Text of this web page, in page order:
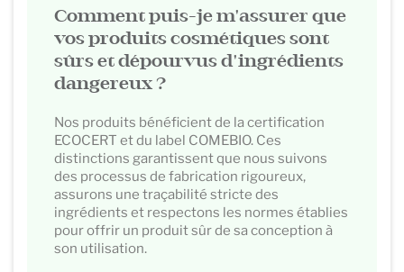
Comment puis-je m'assurer que
vos produits cosmétiques sont
sûrs et dépourvus d'ingrédients
dangereux ?
Nos produits bénéficient de la certification
ECOCERT et du label COMEBIO. Ces
distinctions garantissent que nous suivons
des processus de fabrication rigoureux,
assurons une traçabilité stricte des
ingrédients et respectons les normes établies
pour offrir un produit sûr de sa conception à
son utilisation.